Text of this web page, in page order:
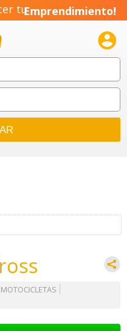
tuEmprendimiento!

MOTOCICLETAS